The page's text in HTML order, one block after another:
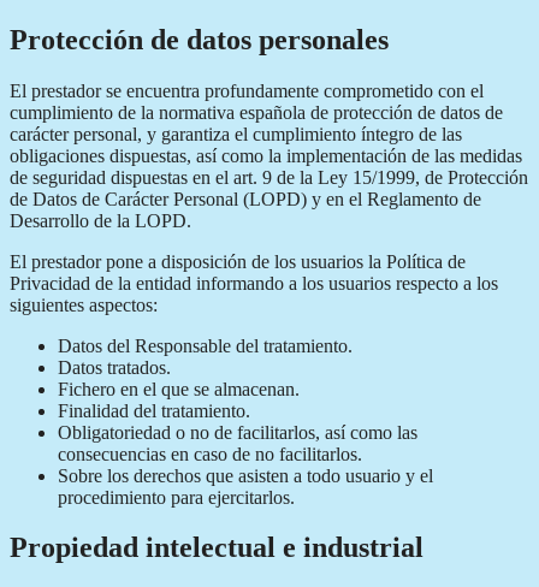
Protección de datos personales
El prestador se encuentra profundamente comprometido con el
cumplimiento de la normativa española de protección de datos de
carácter personal, y garantiza el cumplimiento íntegro de las
obligaciones dispuestas, así como la implementación de las medidas
de seguridad dispuestas en el art. 9 de la Ley 15/1999, de Protección
de Datos de Carácter Personal (LOPD) y en el Reglamento de
Desarrollo de la LOPD.
El prestador pone a disposición de los usuarios la Política de
Privacidad de la entidad informando a los usuarios respecto a los
siguientes aspectos:
Datos del Responsable del tratamiento.
Datos tratados.
Fichero en el que se almacenan.
Finalidad del tratamiento.
Obligatoriedad o no de facilitarlos, así como las
consecuencias en caso de no facilitarlos.
Sobre los derechos que asisten a todo usuario y el
procedimiento para ejercitarlos.
Propiedad intelectual e industrial